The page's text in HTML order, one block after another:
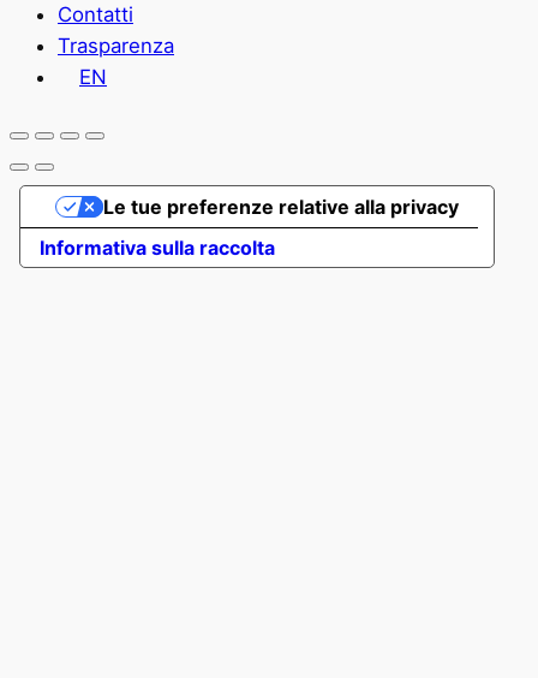
Contatti
Trasparenza
EN
Informativa sulla raccolta
Le tue preferenze relative alla privacy